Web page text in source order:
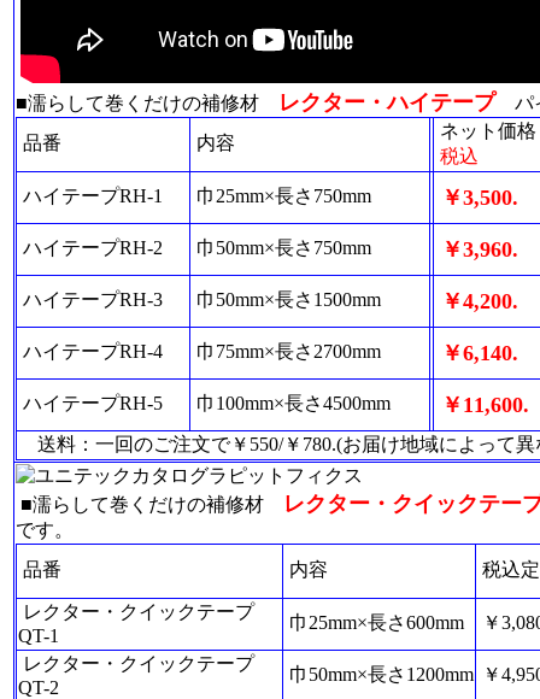
■濡らして巻くだけの補修材 レクター・ハイテープ
パ
品番
内容
ネット価格
税込
ハイテープRH-1
巾25mm×長さ750mm ￥3,500.
ハイテープRH-2 巾50mm×長さ750mm ￥3,960.
ハイテープRH-3 巾50mm×長さ1500mm ￥4,200.
ハイテープRH-4 巾75mm×長さ2700mm ￥6,140.
ハイテープRH-5 巾100mm×長さ4500mm ￥11,600.
送料：一回のご注文で￥550/￥780.(お届け地域によって
■濡らして巻くだけの補修材 レクター・クイックテー
です。
品番
内容 税込
レクター・クイックテープ
QT-1
巾25mm×長さ600mm
￥
レクター・クイックテープ
QT-2
巾50mm×長さ1200mm
￥